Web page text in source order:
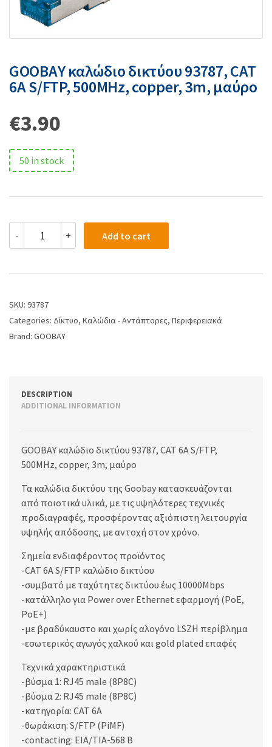
GOOBAY καλώδιο δικτύου 93787, CAT
6A S/FTP, 500MHz, copper, 3m, μαύρο
€3.90
50 in stock
- + Add to cart
SKU: 93787
Categories: Δίκτυο, Καλώδια - Αντάπτορες, Περιφερειακά
Brand: GOOBAY
DESCRIPTION
ADDITIONAL INFORMATION
GOOBAY καλώδιο δικτύου 93787, CAT 6A S/FTP,
500MHz, copper, 3m, μαύρο
Τα καλώδια δικτύου της Goobay κατασκευάζονται
από ποιοτικά υλικά, με τις υψηλότερες τεχνικές
προδιαγραφές, προσφέροντας αξιόπιστη λειτουργία
υψηλής απόδοσης, με αντοχή στον χρόνο.
Σημεία ενδιαφέροντος προϊόντος
-CAT 6A S/FTP καλώδιο δικτύου
-συμβατό με ταχύτητες δικτύου έως 10000Mbps
-κατάλληλο για Power over Ethernet εφαρμογή (PoE,
PoE+)
-με βραδύκαυστο και χωρίς αλογόνο LSZH περίβλημα
-εσωτερικός αγωγός χαλκού και gold plated επαφές
Τεχνικά χαρακτηριστικά
-βύσμα 1: RJ45 male (8P8C)
-βύσμα 2: RJ45 male (8P8C)
-κατηγορία: CAT 6A
-θωράκιση: S/FTP (PiMF)
-contacting: EIA/TIA-568 B